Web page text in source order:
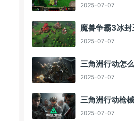
2025-07-07
魔兽争霸3冰
2025-07-07
三角洲行动怎
2025-07-07
三角洲行动枪
2025-07-07